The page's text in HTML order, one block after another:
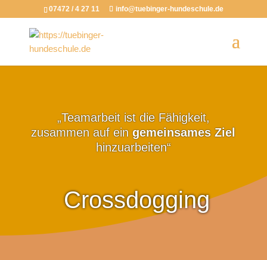
07472 / 4 27 11 info@tuebinger-hundeschule.de
„Teamarbeit ist die Fähigkeit,
zusammen auf eingemeinsames Ziel
hinzuarbeiten“
Crossdogging